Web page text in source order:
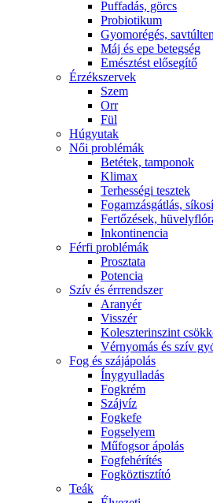
Puffadás, görcs
Probiotikum
Gyomorégés,
Máj és epe betegség
Emésztést elősegítő
Érzékszervek
Szem
Orr
Fül
Húgyutak
Női problémák
Betétek, tamponok
Klimax
Terhességi tesztek
Fogamzásgátlás,
Fertőzések,
Inkontinencia
Férfi problémák
Prosztata
Potencia
Szív és érrrendszer
Aranyér
Visszér
Koleszterinszint
Vérnyomás és szív
Fog és szájápolás
Í́nygyulladás
Fogkrém
Szájvíz
Fogkefe
Fogselyem
Műfogsor ápolás
Fogfehérítés
Fogköztisztító
Teák